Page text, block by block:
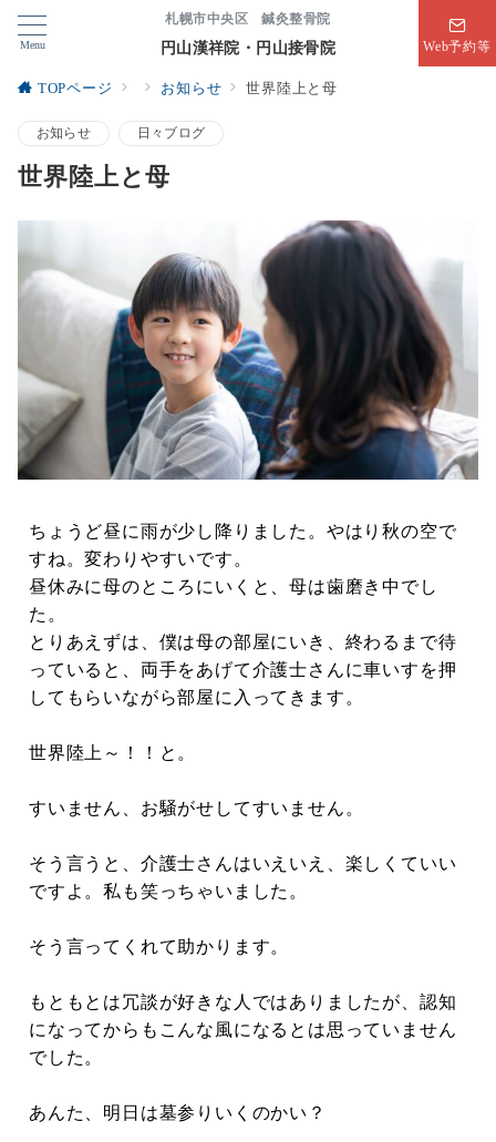
Menu
札幌市中央区 鍼灸整骨院
円山漢祥院・円山接骨院 Web予約等
TOPページ お知らせ 世界陸上と母
お知らせ 日々ブログ
世界陸上と母
ちょうど昼に雨が少し降りました。やはり秋の空で
すね。変わりやすいです。
昼休みに母のところにいくと、母は歯磨き中でし
た。
とりあえずは、僕は母の部屋にいき、終わるまで待
っていると、両手をあげて介護士さんに車いすを押
してもらいながら部屋に入ってきます。
世界陸上～！！と。
すいません、お騒がせしてすいません。
そう言うと、介護士さんはいえいえ、楽しくていい
ですよ。私も笑っちゃいました。
そう言ってくれて助かります。
もともとは冗談が好きな人ではありましたが、認知
になってからもこんな風になるとは思っていません
でした。
あんた、明日は墓参りいくのかい？